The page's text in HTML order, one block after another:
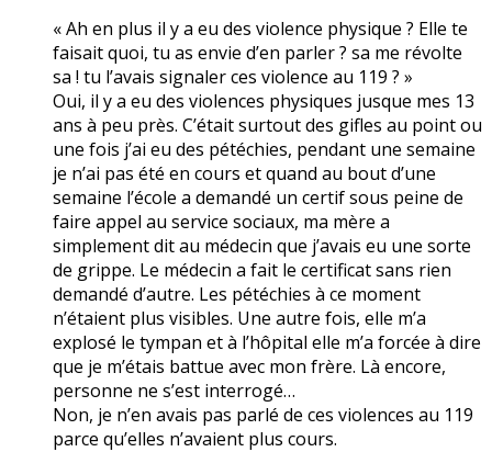
« Ah en plus il y a eu des violence physique ? Elle te
faisait quoi, tu as envie d’en parler ? sa me révolte
sa ! tu l’avais signaler ces violence au 119 ? »
Oui, il y a eu des violences physiques jusque mes 13
ans à peu près. C’était surtout des gifles au point ou
une fois j’ai eu des pétéchies, pendant une semaine
je n’ai pas été en cours et quand au bout d’une
semaine l’école a demandé un certif sous peine de
faire appel au service sociaux, ma mère a
simplement dit au médecin que j’avais eu une sorte
de grippe. Le médecin a fait le certificat sans rien
demandé d’autre. Les pétéchies à ce moment
n’étaient plus visibles. Une autre fois, elle m’a
explosé le tympan et à l’hôpital elle m’a forcée à dire
que je m’étais battue avec mon frère. Là encore,
personne ne s’est interrogé…
Non, je n’en avais pas parlé de ces violences au 119
parce qu’elles n’avaient plus cours.